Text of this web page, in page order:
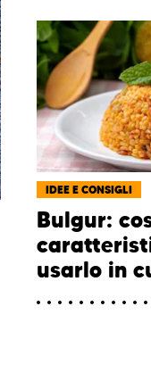
IDEE E CONSIGLI
Bulgur:
usarlo in